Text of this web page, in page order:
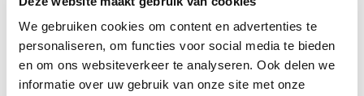
We gebruiken cookies om content en advertenties te
personaliseren, om functies voor social media te bieden
en om ons websiteverkeer te analyseren. Ook delen we
informatie over uw gebruik van onze site met onze
Publicatiedatum: 24/05/2025